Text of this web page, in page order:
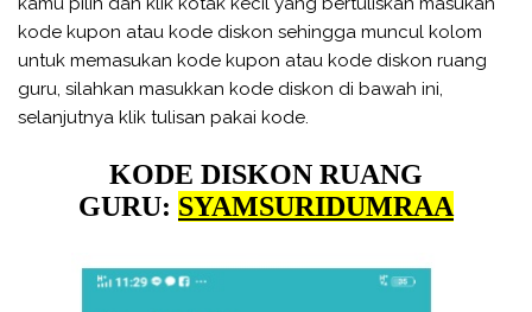
kode kupon atau kode diskon sehingga muncul kolom
untuk memasukan kode kupon atau kode diskon ruang
guru, silahkan masukkan kode diskon di bawah ini,
selanjutnya klik tulisan pakai kode.
KODE DISKON RUANG
GURU: SYAMSURIDUMRAA